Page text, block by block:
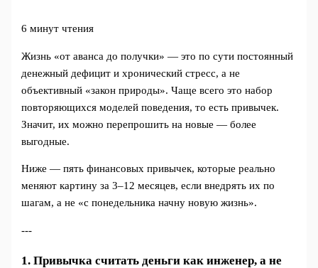
6 минут чтения
Жизнь «от аванса до получки» — это по сути постоянный
денежный дефицит и хронический стресс, а не
объективный «закон природы». Чаще всего это набор
повторяющихся моделей поведения, то есть привычек.
Значит, их можно перепрошить на новые — более
выгодные.
Ниже — пять финансовых привычек, которые реально
меняют картину за 3–12 месяцев, если внедрять их по
шагам, а не «с понедельника начну новую жизнь».
---
1. Привычка считать деньги как инженер, а не